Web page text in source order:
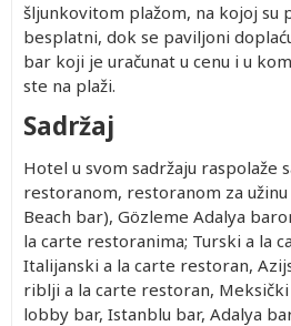
šljunkovitom plažom, na kojoj su
besplatni, dok se paviljoni
bar koji je uračunat u cenu i u
ste na plaži.
Sadržaj
Hotel u svom sadržaju raspolaže
restoranom, restoranom za užinu
Beach bar), Gözleme Adalya
la carte restoranima; Turski a la
Italijanski a la carte restoran,
riblji a la carte restoran,
lobby bar, Istanblu bar, Adalya